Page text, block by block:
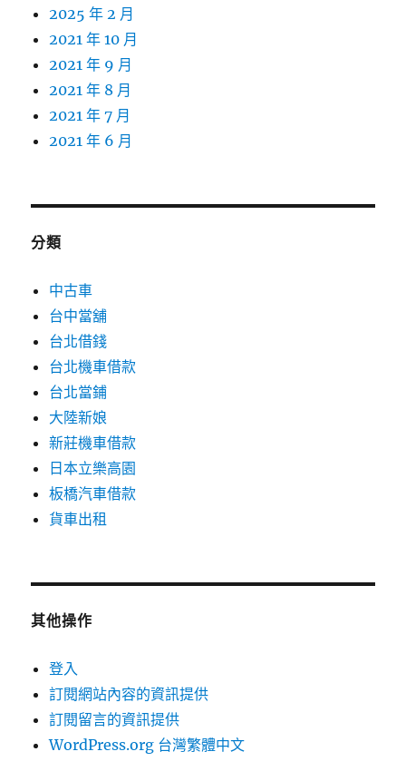
2025 年 2 月
2021 年 10 月
2021 年 9 月
2021 年 8 月
2021 年 7 月
2021 年 6 月
分類
中古車
台中當舖
台北借錢
台北機車借款
台北當鋪
大陸新娘
新莊機車借款
日本立樂高園
板橋汽車借款
貨車出租
其他操作
登入
訂閱網站內容的資訊提供
訂閱留言的資訊提供
WordPress.org 台灣繁體中文